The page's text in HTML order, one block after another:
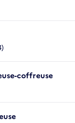
coffreuse